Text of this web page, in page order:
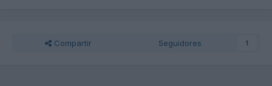
Compartir Seguidores 1